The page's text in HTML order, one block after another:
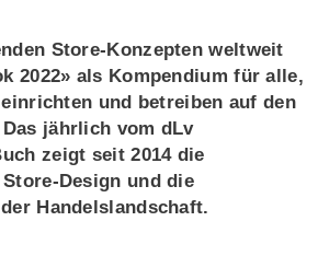
Store-Konzepten weltweit
2022» als Kompendium für alle,
und betreiben auf den
jährlich vom dLv
zeigt seit 2014 die
Design und die
Handelslandschaft.